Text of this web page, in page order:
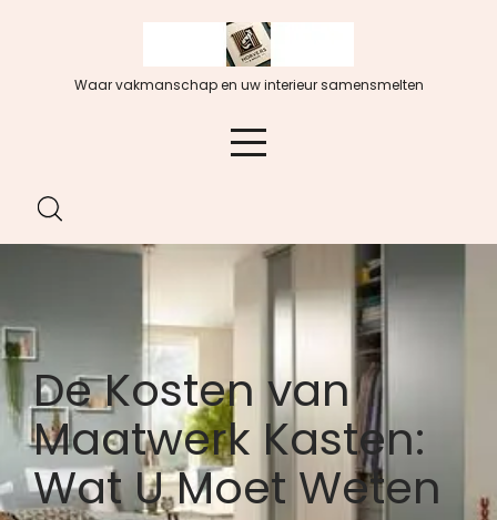
Waar vakmanschap en uw interieur samensmelten
De Kosten van
Maatwerk Kasten:
Wat U Moet Weten